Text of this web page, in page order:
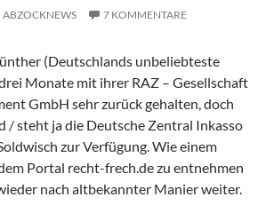
ABZOCKNEWS 7 KOMMENTARE
(Deutschlands unbeliebteste
Monate mit ihrer RAZ – Gesellschaft
GmbH sehr zurück gehalten, doch
/ steht ja die Deutsche Zentral Inkasso
zur Verfügung. Wie einem
Portal recht-frech.de zu entnehmen
nach altbekannter Manier weiter.